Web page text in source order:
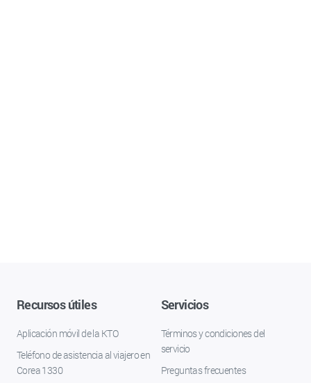
Recursos útiles
Aplicación móvil de la KTO
Teléfono de asistencia al viajero en
Corea 1330
Servicios
Términos y condiciones del
servicio
Preguntas frecuentes